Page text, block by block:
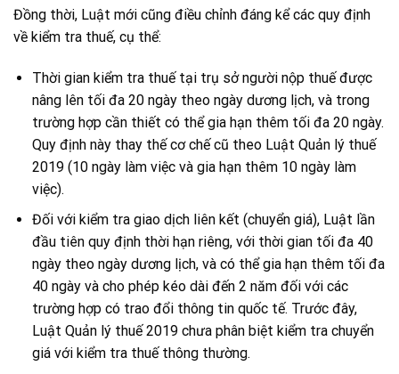
Đồng thời, Luật mới cũng điều chỉnh đáng kể các quy định
về kiểm tra thuế, cụ thể:
Thời gian kiểm tra thuế tại trụ sở người nộp thuế được
nâng lên tối đa 20 ngày theo ngày dương lịch, và trong
trường hợp cần thiết có thể gia hạn thêm tối đa 20 ngày.
Quy định này thay thế cơ chế cũ theo Luật Quản lý thuế
2019 (10 ngày làm việc và gia hạn thêm 10 ngày làm
việc).
Đối với kiểm tra giao dịch liên kết (chuyển giá), Luật lần
đầu tiên quy định thời hạn riêng, với thời gian tối đa 40
ngày theo ngày dương lịch, và có thể gia hạn thêm tối đa
40 ngày và cho phép kéo dài đến 2 năm đối với các
trường hợp có trao đổi thông tin quốc tế. Trước đây,
Luật Quản lý thuế 2019 chưa phân biệt kiểm tra chuyển
giá với kiểm tra thuế thông thường.